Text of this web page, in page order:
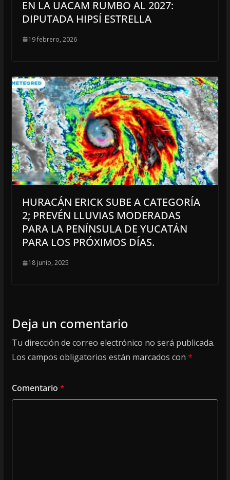
EN LA UACAM RUMBO AL 2027:
DIPUTADA HIPSÍ ESTRELLA
19 febrero, 2026
HURACÁN ERICK SUBE A CATEGORÍA
2; PREVÉN LLUVIAS MODERADAS
PARA LA PENÍNSULA DE YUCATÁN
PARA LOS PRÓXIMOS DÍAS.
18 junio, 2025
Deja un comentario
Tu dirección de correo electrónico no será publicada.
Los campos obligatorios están marcados con *
Comentario *